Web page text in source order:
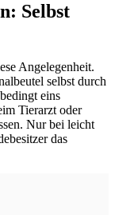
Selbst
Angelegenheit.
selbst durch
eins
Tierarzt oder
Nur bei leicht
das